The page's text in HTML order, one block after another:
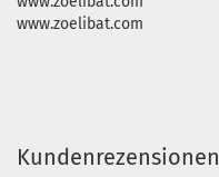
www.zoelibat.com
Kundenrezensionen